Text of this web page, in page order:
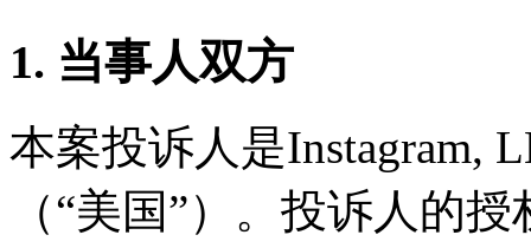
1. 当事人双方
本案投诉人是Instagram,
（“美国”）。投诉人的